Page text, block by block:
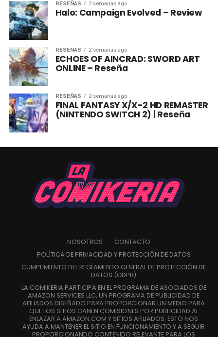
RESEÑAS 2 semanas ago
Halo: Campaign Evolved – Review
RESEÑAS 2 semanas ago
ECHOES OF AINCRAD: SWORD ART
ONLINE – Reseña
RESEÑAS 2 semanas ago
FINAL FANTASY X/X-2 HD REMASTER
(NINTENDO SWITCH 2) | Reseña
NOSOTROS
CONTACTO
POLÍTICA DE PRIVACIDAD Y PROTECCIÓN DE DATOS
CUMPLIMIENTO DEL REGLAMENTO GENERAL DE PROTECCIÓN DE
DATOS (GDPR)
LA COMIKERIA PARTICIPA EN EL PROGRAMA DE ASOCIADOS DE
AMAZON SERVICES LLC, UN PROGRAMA DE PUBLICIDAD DE
AFILIADOS DISEÑADO PARA PROPORCIONAR UN MEDIO PARA
QUE LOS SITIOS GANEN COMISIONES POR PUBLICIDAD AL
ENLAZAR A AMAZON.COM Y SITIOS AFILIADOS. ESTO NOS
AYUDA A MANTENER EL SITIO EN FUNCIONAMIENTO Y A SEGUIR
PROPORCIONANDO CONTENIDO RELEVANTE PARA LOS